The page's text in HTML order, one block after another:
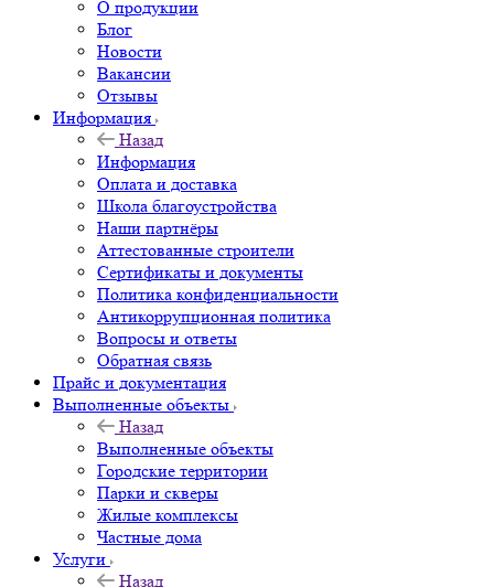
О продукции
Блог
Новости
Вакансии
Отзывы
Информация
Назад
Информация
Оплата и доставка
Школа благоустройства
Наши партнёры
Аттестованные строители
Сертификаты и документы
Политика конфиденциальности
Антикоррупционная политика
Вопросы и ответы
Обратная связь
Прайс и документация
Выполненные объекты
Назад
Выполненные объекты
Городские территории
Парки и скверы
Жилые комплексы
Частные дома
Услуги
Назад